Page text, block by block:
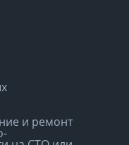
и ремонт